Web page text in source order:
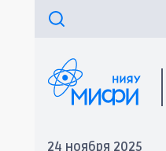
24 ноября 2025